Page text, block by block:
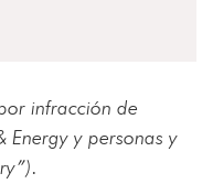
infracción de
Energy y personas y